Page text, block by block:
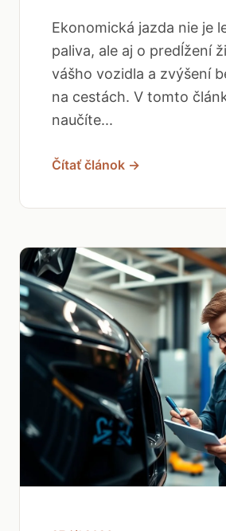
Ekonomická jazda nie je
paliva, ale aj o predĺžení
vášho vozidla a zvýšení
na cestách. V tomto
naučíte...
Čítať článok →